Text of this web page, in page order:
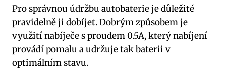
Pro správnou údržbu autobaterie je důležité
pravidelně ji dobíjet. Dobrým způsobem je
využití nabíječe s proudem 0.5A, který nabíjení
provádí pomalu a udržuje tak baterii v
optimálním stavu.